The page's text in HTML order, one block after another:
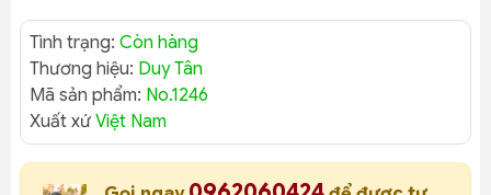
Tình trạng: Còn hàng
Thương hiệu: Duy Tân
Mã sản phẩm: No.1246
Xuất xứ Việt Nam